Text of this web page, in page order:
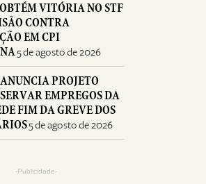
VITÓRIA NO STF
CONTRA
EM CPI
5 de agosto de 2026
PROJETO
EMPREGOS DA
FIM DA GREVE DOS
5 de agosto de 2026
-Publicidade-